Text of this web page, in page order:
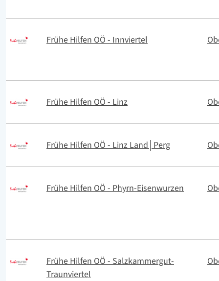
Frühe Hilfen OÖ - Innviertel
Frühe Hilfen OÖ - Linz
Frühe Hilfen OÖ - Linz Land│Perg
Frühe Hilfen OÖ - Phyrn-Eisenwurzen
Frühe Hilfen OÖ - Salzkammergut-
Traunviertel